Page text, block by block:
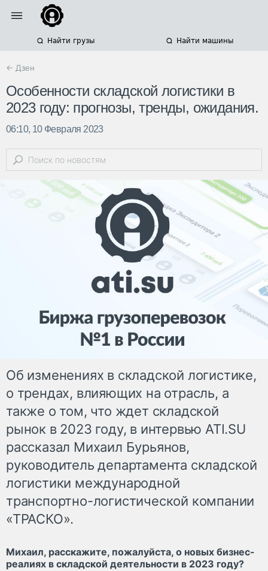
Найти грузы Найти машины
← Дзен
Особенности складской логистики в
2023 году: прогнозы, тренды, ожидания.
06:10, 10 Февраля 2023
Об изменениях в складской логистике,
о трендах, влияющих на отрасль, а
также о том, что ждет складской
рынок в 2023 году, в интервью ATI.SU
рассказал Михаил Бурьянов,
руководитель департамента складской
логистики международной
транспортно-логистической компании
«ТРАСКО».
Михаил, расскажите, пожалуйста, о новых бизнес-
реалиях в складской деятельности в 2023 году?